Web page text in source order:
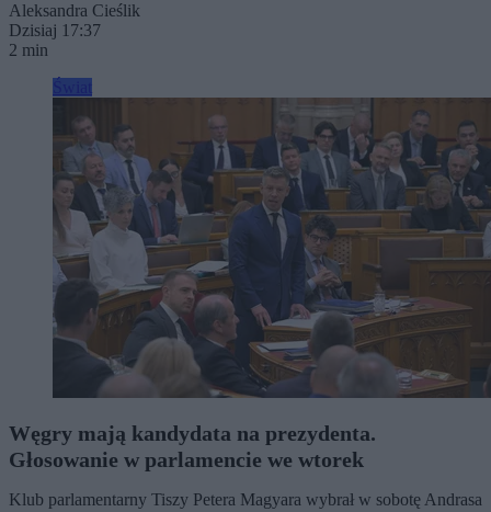
Aleksandra Cieślik
Dzisiaj 17:37
2 min
Węgry mają kandydata na prezydenta.
Głosowanie w parlamencie we wtorek
Klub parlamentarny Tiszy Petera Magyara wybrał w sobotę Andrasa